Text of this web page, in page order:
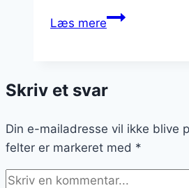
Læs mereChiagrød
sødme
din
morgenmad
Skriv et svar
Din e-mailadresse vil ikke blive
felter er markeret med *